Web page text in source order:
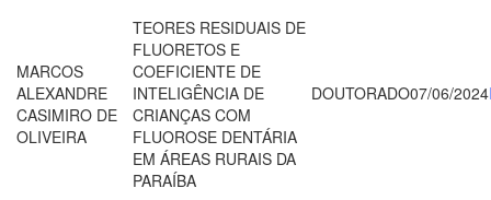
MARCOS
ALEXANDRE
CASIMIRO DE
OLIVEIRA
TEORES RESIDUAIS DE
FLUORETOS E
COEFICIENTE DE
INTELIGÊNCIA DE
CRIANÇAS COM
FLUOROSE DENTÁRIA
EM ÁREAS RURAIS DA
PARAÍBA
DOUTORADO07/06/2024